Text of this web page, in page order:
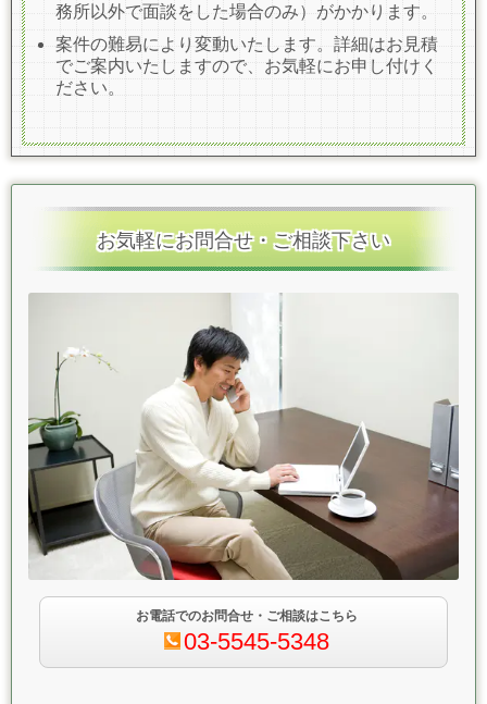
務所以外で面談をした場合のみ）がかかります。
案件の難易により変動いたします。詳細はお見積
でご案内いたしますので、お気軽にお申し付けく
ださい。
お気軽にお問合せ・ご相談下さい
お電話でのお問合せ・ご相談はこちら
03-5545-5348